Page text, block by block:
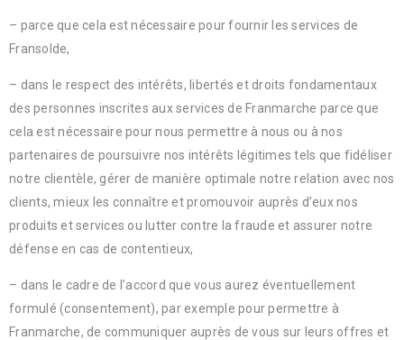
– parce que cela est nécessaire pour fournir les services de
Fransolde,
– dans le respect des intérêts, libertés et droits fondamentaux
des personnes inscrites aux services de Franmarche parce que
cela est nécessaire pour nous permettre à nous ou à nos
partenaires de poursuivre nos intérêts légitimes tels que fidéliser
notre clientèle, gérer de manière optimale notre relation avec nos
clients, mieux les connaître et promouvoir auprès d’eux nos
produits et services ou lutter contre la fraude et assurer notre
défense en cas de contentieux,
– dans le cadre de l’accord que vous aurez éventuellement
formulé (consentement), par exemple pour permettre à
Franmarche, de communiquer auprès de vous sur leurs offres et